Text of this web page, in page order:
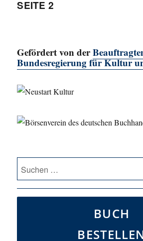
Beitragsnavigation
SEITE 2
Gefördert von der
Bundesregierung für Kultur
Suche
nach:
BUCH